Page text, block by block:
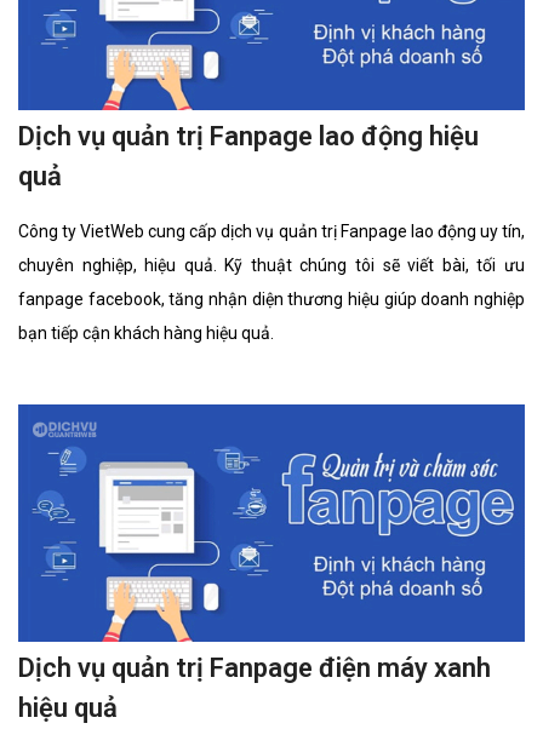
Dịch vụ quản trị Fanpage lao động hiệu
quả
Công ty VietWeb cung cấp dịch vụ quản trị Fanpage lao động uy tín,
chuyên nghiệp, hiệu quả. Kỹ thuật chúng tôi sẽ viết bài, tối ưu
fanpage facebook, tăng nhận diện thương hiệu giúp doanh nghiệp
bạn tiếp cận khách hàng hiệu quả.
Dịch vụ quản trị Fanpage điện máy xanh
hiệu quả